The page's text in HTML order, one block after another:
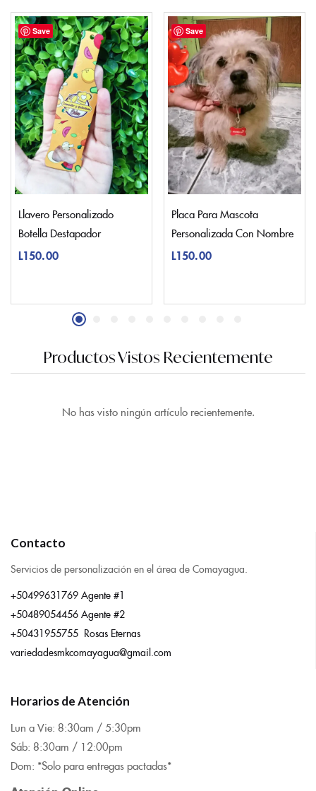
Save
Llavero Personalizado
Botella Destapador
L150.00
Save
Placa Para Mascota
Personalizada Con Nombre
L150.00
Productos Vistos Recientemente
No has visto ningún artículo recientemente.
Contacto
Servicios de personalización en el área de Comayagua.
+50499631769 Agente #1
+50489054456 Agente #2
+50431955755 Rosas Eternas
variedadesmkcomayagua@gmail.com
Horarios de Atención
Lun a Vie: 8:30am / 5:30pm
Sáb: 8:30am / 12:00pm
Dom: *Solo para entregas pactadas*